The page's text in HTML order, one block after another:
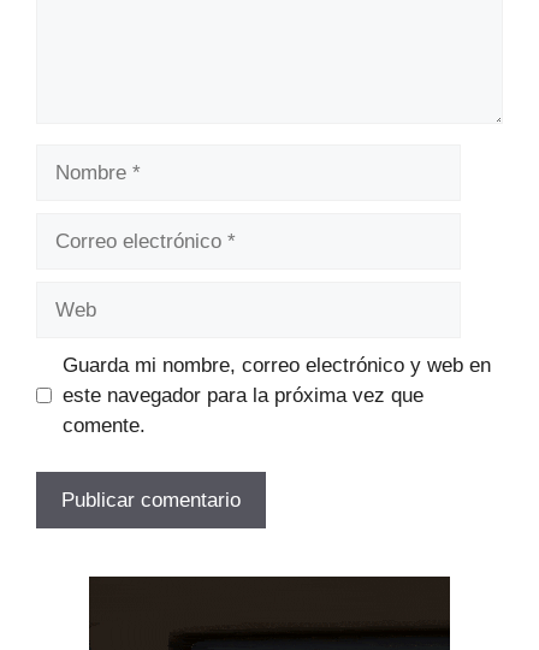
Guarda mi nombre, correo electrónico y web en
este navegador para la próxima vez que
comente.